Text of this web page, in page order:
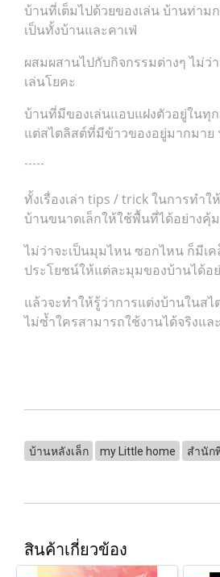
บ้านที่เต็มไปด้วยของเล่น บ้านท่าม
เป็นทั้งบ้านและคาเฟ่
ผสมผสานไปกับกิจกรรมต่างๆ ไม่
เล่นโยคะ
บ้านที่มีของเล่นแอบแฝงตัวอยู่ในทุ
แต่สไตลิสต์ที่มีข้าวของอยู่มากมาย
-----
ทั้งเรื่องเล่า tips / trick ในการทำ
บ้านขนาดเล็กให้ใช้พื้นที่ได้อย่างคุ้
ไม่ว่าจะเป็นมุมไหน ซอกไหน ก็มีเ
ประโยชน์ให้แต่ละมุมของบ้านได้อ
แล้วจะทำให้รู้ว่าการแต่งบ้านในสไ
ไม่ซ้ำใครสามารถใช้งานได้จริงแ
บ้านหลังเล็ก my Little home สำนัก
สินค้าเกี่ยวข้อง